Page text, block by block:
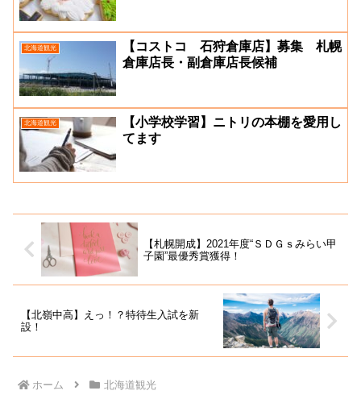
北海道観光
【コストコ 石狩倉庫店】募集 札幌
倉庫店長・副倉庫店長候補
北海道観光
【小学校学習】ニトリの本棚を愛用し
てます
【札幌開成】2021年度“ＳＤＧｓみらい甲
子園”最優秀賞獲得！
【北嶺中高】えっ！？特待生入試を新
設！
ホーム 北海道観光